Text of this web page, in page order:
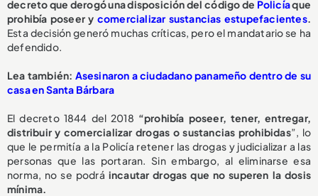
decreto que derogó una disposición del código de Policíaque
prohibía poseer y comercializar sustancias estupefacientes.
Esta decisión generó muchas críticas, pero el mandatario se ha
defendido.
Lea también: Asesinaron a ciudadano panameño dentro de su
casa en Santa Bárbara
El decreto 1844 del 2018 “prohibía poseer, tener, entregar,
distribuir y comercializar drogas o sustancias prohibidas”, lo
que le permitía a la Policía retener las drogas y judicializar a las
personas que las portaran. Sin embargo, al eliminarse esa
norma, no se podrá incautar drogas que no superen la dosis
mínima.